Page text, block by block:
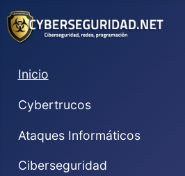
Inicio
Cybertrucos
Ataques Informáticos
Ciberseguridad